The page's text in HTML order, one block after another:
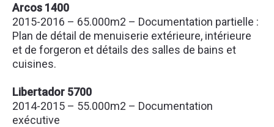
Arcos 1400
2015-2016 – 65.000m2 – Documentation partielle :
Plan de détail de menuiserie extérieure, intérieure
et de forgeron et détails des salles de bains et
cuisines.
Libertador 5700
2014-2015 – 55.000m2 – Documentation
exécutive